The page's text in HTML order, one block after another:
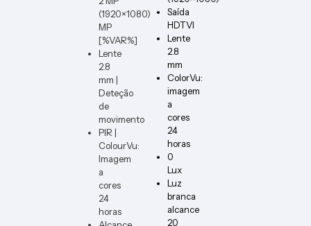
(1920×1080)
MP
[%VAR%]
Lente
2.8
mm |
Deteção
de
movimento
PIR |
ColourVu:
Imagem
a
cores
24
horas
Saída
HDTVI
Lente
2.8
mm
ColorVu:
imagem
a
cores
24
horas
0
Lux
Luz
branca
alcance
20